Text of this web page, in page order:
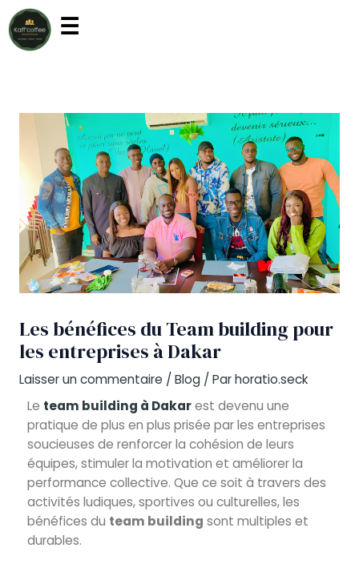
Aller
au
contenu
☰
Les bénéfices du Team building pour
les entreprises à Dakar
Laisser un commentaire /Blog/ Parhoratio.seck
Le team building à Dakarest devenu une
pratique de plus en plus prisée par les entreprises
soucieuses de renforcer la cohésion de leurs
équipes, stimuler la motivation et améliorer la
performance collective. Que ce soit à travers des
activités ludiques, sportives ou culturelles, les
bénéfices du team building sont multiples et
durables.
Navigation
des
articles